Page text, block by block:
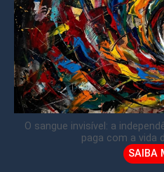
O sangue invisível: a
paga com a vida
SAIBA